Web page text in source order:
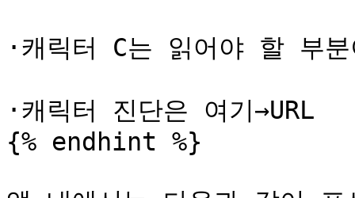
·캐릭터 C는 읽어야 할 부
·캐릭터 진단은 여기→URL
{% endhint %}